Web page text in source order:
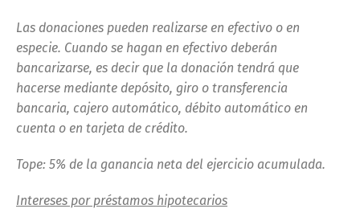
Las donaciones pueden realizarse en efectivo o en
especie. Cuando se hagan en efectivo deberán
bancarizarse, es decir que la donación tendrá que
hacerse mediante depósito, giro o transferencia
bancaria, cajero automático, débito automático en
cuenta o en tarjeta de crédito.
Tope: 5% de la ganancia neta del ejercicio acumulada.
Intereses por préstamos hipotecarios